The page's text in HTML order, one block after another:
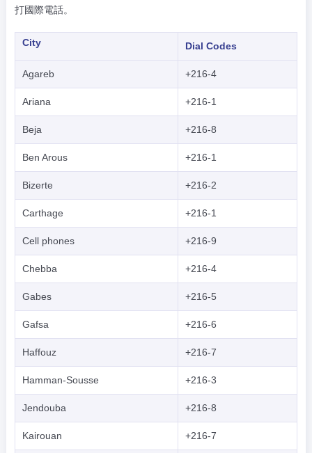
打國際電話。
City Dial Codes
Agareb +216-4
Ariana +216-1
Beja +216-8
Ben Arous +216-1
Bizerte +216-2
Carthage +216-1
Cell phones +216-9
Chebba +216-4
Gabes +216-5
Gafsa +216-6
Haffouz +216-7
Hamman-Sousse +216-3
Jendouba +216-8
Kairouan +216-7